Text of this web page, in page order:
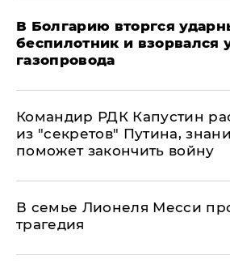
В Болгарию вторгся
беспилотник и взорвался
газопровода
Командир РДК Капустин
из "секретов" Путина,
поможет закончить войну
В семье Лионеля Месси
трагедия